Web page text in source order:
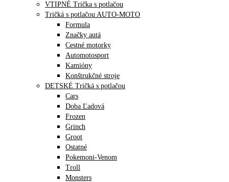
VTIPNÉ Trička s potlačou
Tričká s potlačou AUTO-MOTO
Formula
Značky autá
Cestné motorky
Automotosport
Kamióny
Konštrukčné stroje
DETSKÉ Tričká s potlačou
Cars
Doba Ľadová
Frozen
Grinch
Groot
Ostatné
Pokemoni-Venom
Troll
Monsters